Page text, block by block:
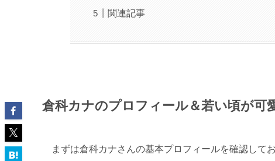
関連記事
倉科カナのプロフィール＆若い頃が可
まずは倉科カナさんの基本プロフィールを確認して